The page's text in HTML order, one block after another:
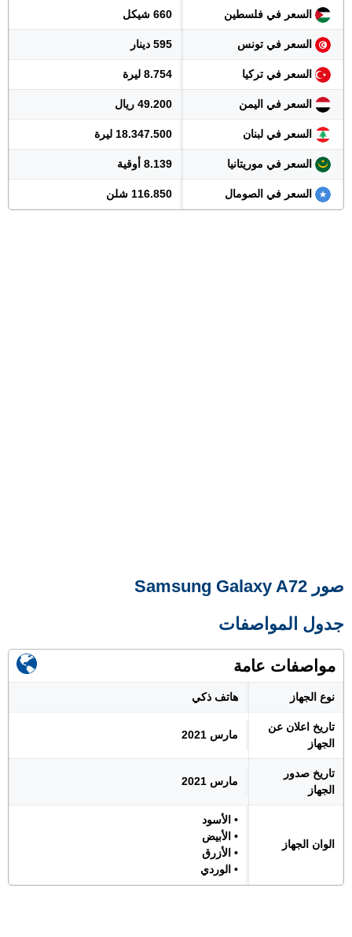
السعر في فلسطين 660 شيكل
السعر في تونس 595 دينار
السعر في تركيا 8.754 ليرة
السعر في اليمن 49.200 ريال
السعر في لبنان 18.347.500 ليرة
السعر في موريتانيا 8.139 أوقية
السعر في الصومال 116.850 شلن
صور Samsung Galaxy A72
جدول المواصفات
مواصفات عامة
نوع الجهاز هاتف ذكي
تاريخ اعلان عن
الجهاز
مارس 2021
تاريخ صدور
الجهاز
مارس 2021
الوان الجهاز
• الأسود
• الأبيض
• الأزرق
• الوردي